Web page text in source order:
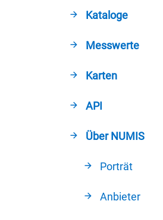
Kataloge
Messwerte
Karten
API
Über NUMIS
Porträt
Anbieter